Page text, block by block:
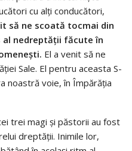
cu alți conducători,
să ne scoată tocmai din
nedreptății făcute în
El a venit să ne
Sale. El pentru aceasta S-
noastră voie, în Împărăția
trei magi și păstorii au fost
dreptății. Inimile lor,